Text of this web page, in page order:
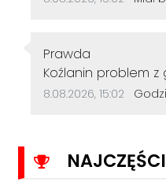
Autor komentarza:
Prawda
Treść komentarza:
Koźlanin problem z
Psychiatra pomoże.
Data dodania
8.08.2026, 15:02 Godzina „W”